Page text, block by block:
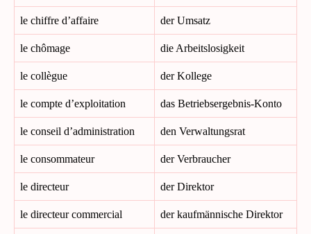
le chiffre d’affaire der Umsatz
le chômage die Arbeitslosigkeit
le collègue der Kollege
le compte d’exploitation das Betriebsergebnis-Konto
le conseil d’administration den Verwaltungsrat
le consommateur der Verbraucher
le directeur der Direktor
le directeur commercial der kaufmännische Direktor